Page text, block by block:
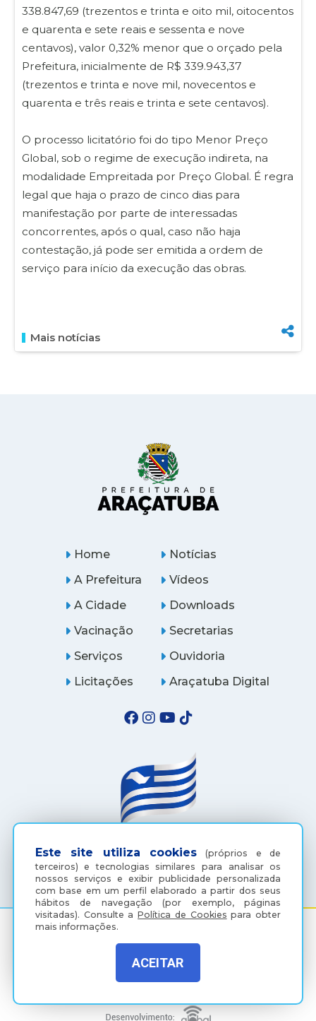
338.847,69 (trezentos e trinta e oito mil, oitocentos
e quarenta e sete reais e sessenta e nove
centavos), valor 0,32% menor que o orçado pela
Prefeitura, inicialmente de R$ 339.943,37
(trezentos e trinta e nove mil, novecentos e
quarenta e três reais e trinta e sete centavos).
O processo licitatório foi do tipo Menor Preço
Global, sob o regime de execução indireta, na
modalidade Empreitada por Preço Global. É regra
legal que haja o prazo de cinco dias para
manifestação por parte de interessadas
concorrentes, após o qual, caso não haja
contestação, já pode ser emitida a ordem de
serviço para início da execução das obras.
Mais notícias
Este site utiliza cookies (próprios e de
terceiros) e tecnologias similares para analisar os
nossos serviços e exibir publicidade personalizada
com base em um perfil elaborado a partir dos seus
hábitos de navegação (por exemplo, páginas
visitadas). Consulte aPolítica de Cookies para obter
mais informações.
ACEITAR
Home
A Prefeitura
A Cidade
Notícias
Vídeos
Downloads
Vacinação
Serviços
Licitações
Secretarias
Ouvidoria
Araçatuba Digital
(18) 3607-6500
16015-920
Política de Privacidade